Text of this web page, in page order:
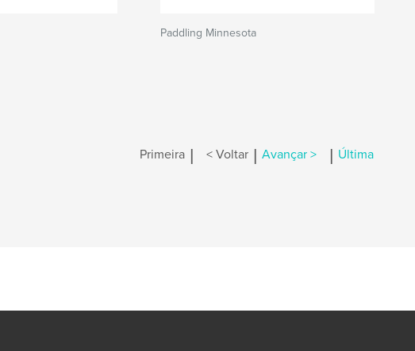
Paddling Minnesota
Primeira | < Voltar | Avançar > | Última